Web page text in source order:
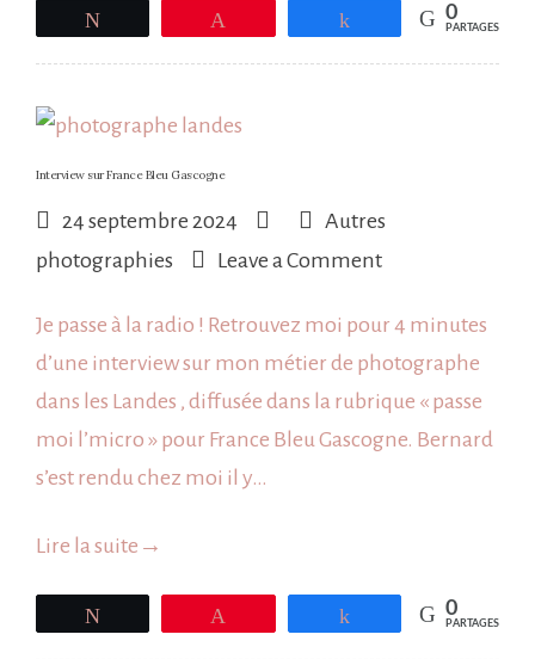
Partagez 0
PARTAGES
Interview sur France Bleu Gascogne
24 septembre 2024
Autres
photographies
Leave a Commenton
sur
France
Bleu
Gascogne
Je passe à la radio ! Retrouvez moi pour 4 minutes
d’une interview sur mon métier de photographe
dans les Landes , diffusée dans la rubrique « passe
moi l’micro » pour France Bleu Gascogne. Bernard
s’est rendu chez moi il y…
Lire la suite →
Partagez 0
PARTAGES